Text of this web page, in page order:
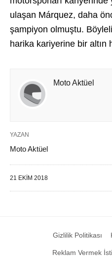
ulaşan Márquez, daha
şampiyon olmuştu.
harika kariyerine bir altın
Moto Aktüel
YAZAN
Moto Aktüel
21 EKIM 2018
Gizlilik Politikası
Reklam Vermek